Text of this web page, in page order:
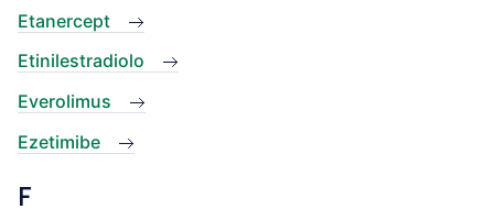
Etanercept
Etinilestradiolo
Everolimus
Ezetimibe
F